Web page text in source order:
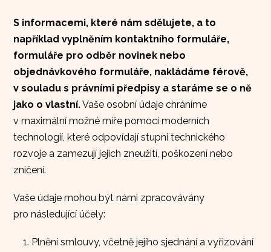
S informacemi, které nám sdělujete, a to
například vyplněním kontaktního formuláře,
formuláře pro odběr novinek nebo
objednávkového formuláře, nakládáme férově,
v souladu s právními předpisy a staráme se o ně
jako o vlastní.Vaše osobní údaje chráníme
v maximální možné míře pomocí moderních
technologií, které odpovídají stupni technického
rozvoje a zamezují jejich zneužití, poškození nebo
zničení.
Vaše údaje mohou být námi zpracovávány
pro následující účely:
Plnění smlouvy, včetně jejího sjednání a vyřizování